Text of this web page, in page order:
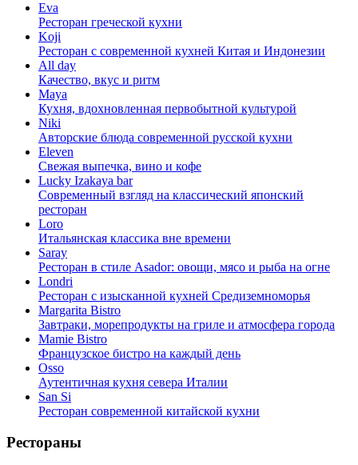
Eva
Ресторан греческой кухни
Koji
Ресторан с cовременной кухней Китая и Индонезии
All day
Качество, вкус и ритм
Maya
Кухня, вдохновленная первобытной культурой
Niki
Авторские блюда современной русской кухни
Eleven
Свежая выпечка, вино и кофе
Lucky Izakaya bar
Современный взгляд на классический японский
ресторан
Loro
Итальянская классика вне времени
Saray
Ресторан в стиле Asador: овощи, мясо и рыба на огне
Londri
Ресторан с изысканной кухней Средиземноморья
Margarita Bistro
Завтраки, морепродукты на гриле и атмосфера города
Mamie Bistro
Французское бистро на каждый день
Osso
Аутентичная кухня севера Италии
San Si
Ресторан современной китайской кухни
Рестораны